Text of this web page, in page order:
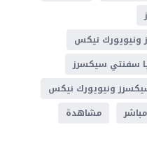
ونيويورك نيكس
سفنتي سيكسرز
ونيويورك نيكس
مباشر
مشاهدة